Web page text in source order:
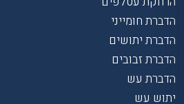
הדברת חומייני
הדברת יתושים
הדברת זבובים
הדברת עש
יתוש עש